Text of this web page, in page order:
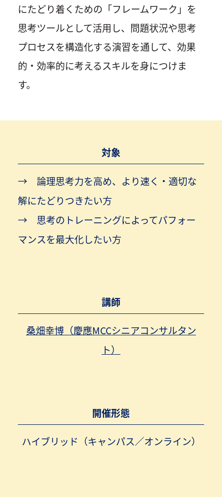
にたどり着くための「フレームワーク」を
思考ツールとして活用し、問題状況や思考
プロセスを構造化する演習を通して、効果
的・効率的に考えるスキルを身につけま
す。
対象
論理思考力を高め、より速く・適切な
解にたどりつきたい方
思考のトレーニングによってパフォー
マンスを最大化したい方
講師
桑畑幸博（慶應MCCシニアコンサルタン
ト）
開催形態
ハイブリッド（キャンパス／オンライン）